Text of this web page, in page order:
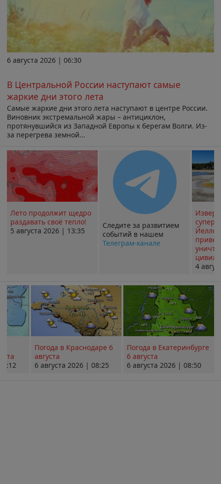
6 августа 2026 | 06:30
В Центральной России наступают самые
жаркие дни этого лета
Самые жаркие дни этого лета наступают в центре России.
Виновник экстремальной жары – антициклон,
протянувшийся из Западной Европы к берегам Волги. Из-
за перегрева земной...
Лето продолжит щедро
раздавать своё тепло!
5 августа 2026 | 13:35
Следите за развитием
событий в нашем
Телеграм-канале
4
Погода в Краснодаре 6
августа
6 августа 2026 | 08:25
Погода в Екатеринбурге
6 августа
6 августа 2026 | 08:50